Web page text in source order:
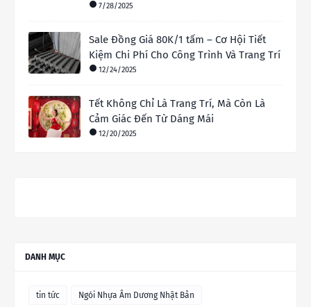
7/28/2025
Sale Đồng Giá 80K/1 tấm – Cơ Hội Tiết
Kiệm Chi Phí Cho Công Trình Và Trang Trí
12/24/2025
Tết Không Chỉ Là Trang Trí, Mà Còn Là
Cảm Giác Đến Từ Dáng Mái
12/20/2025
DANH MỤC
tin tức Ngói Nhựa Âm Dương Nhật Bản